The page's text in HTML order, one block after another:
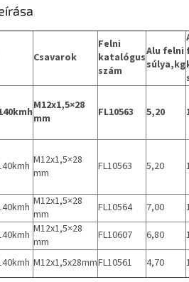
Csavarok
Felni
katalógus
szám
Alu felni
súlya,kg
M12x1,5×28
mm
FL10563 5,20
M12x1,5×28
mm
FL10563 5,20
M12x1,5×28
mm
FL10564 7,00
M12x1,5×28
mm
FL10607 6,80
M12x1,5x28mmFL10561 4,70